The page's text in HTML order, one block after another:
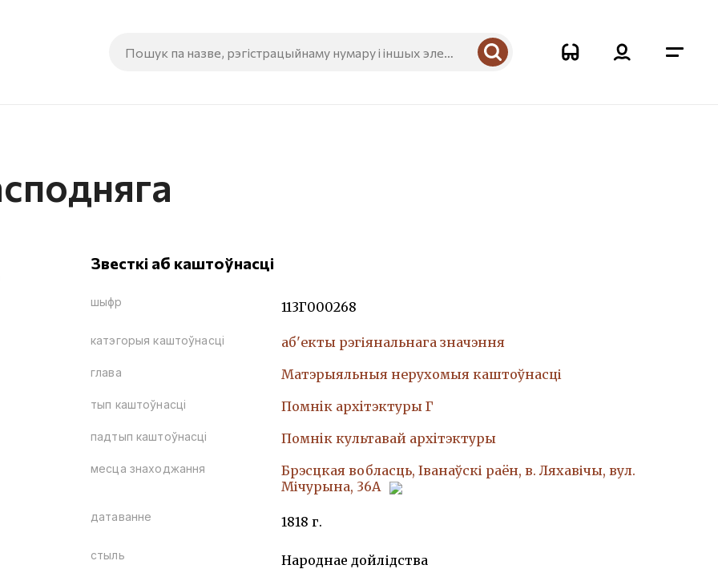
Звесткі аб каштоўнасці
шыфр 113Г000268
катэгорыя каштоўнасці аб'екты рэгіянальнага значэння
глава Матэрыяльныя нерухомыя каштоўнасці
тып каштоўнасці Помнiк архiтэктуры Г
падтып каштоўнасці Помнiк культавай архiтэктуры
месца знаходжання
Брэсцкая вобласць, Іванаўскі раён, в. Ляхавічы, вул.
Мічурына, 36A
датаванне 1818 г.
стыль Народнае дойлідства